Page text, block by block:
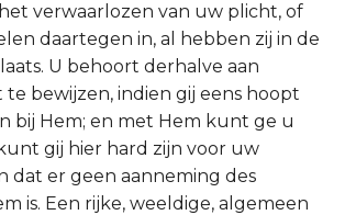
verwaarlozen van uw plicht, of
daartegen in, al hebben zij in de
U behoort derhalve aan
bewijzen, indien gij eens hoopt
bij Hem; en met Hem kunt ge u
gij hier hard zijn voor uw
dat er geen aanneming des
is. Een rijke, weeldige, algemeen